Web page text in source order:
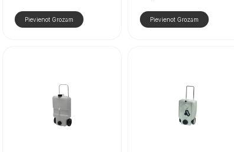
Pievienot Grozam Pievienot Grozam